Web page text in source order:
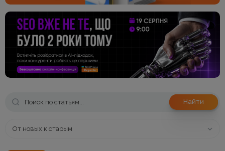
Найти
От новых к старым